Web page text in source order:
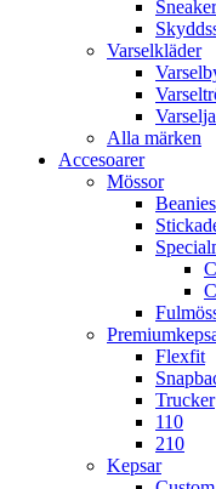
Varselkläder
Alla märken
Accesoarer
Mössor
Beanies
Flexfit
Trucker
110
210
Kepsar